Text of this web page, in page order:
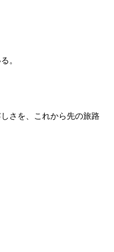
。
さを、これから先の旅路